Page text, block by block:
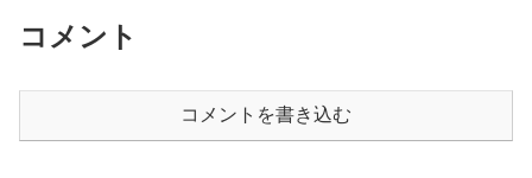
コメント
コメントを書き込む